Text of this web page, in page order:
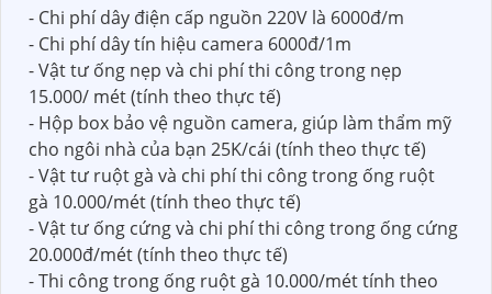
- Chi phí dây điện cấp nguồn 220V là 6000đ/m
- Chi phí dây tín hiệu camera 6000đ/1m
- Vật tư ống nẹp và chi phí thi công trong nẹp
15.000/ mét (tính theo thực tế)
- Hộp box bảo vệ nguồn camera, giúp làm thẩm mỹ
cho ngôi nhà của bạn 25K/cái (tính theo thực tế)
- Vật tư ruột gà và chi phí thi công trong ống ruột
gà 10.000/mét (tính theo thực tế)
- Vật tư ống cứng và chi phí thi công trong ống cứng
20.000đ/mét (tính theo thực tế)
- Thi công trong ống ruột gà 10.000/mét tính theo